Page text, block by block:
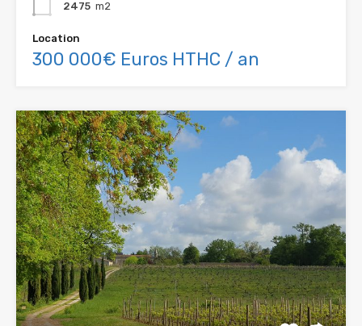
2475 m2
Location
300 000€ Euros HTHC / an